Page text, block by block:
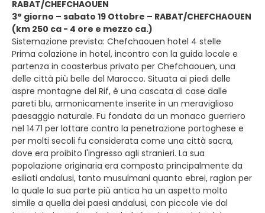
RABAT/CHEFCHAOUEN
3° giorno – sabato 19 Ottobre – RABAT/CHEFCHAOUEN
(km 250 ca - 4 ore e mezzo ca.)
Sistemazione prevista: Chefchaouen hotel 4 stelle
Prima colazione in hotel, incontro con la guida locale e
partenza in coasterbus privato per Chefchaouen, una
delle città più belle del Marocco. Situata ai piedi delle
aspre montagne del Rif, è una cascata di case dalle
pareti blu, armonicamente inserite in un meraviglioso
paesaggio naturale. Fu fondata da un monaco guerriero
nel 1471 per lottare contro la penetrazione portoghese e
per molti secoli fu considerata come una città sacra,
dove era proibito l'ingresso agli stranieri. La sua
popolazione originaria era composta principalmente da
esiliati andalusi, tanto musulmani quanto ebrei, ragion per
la quale la sua parte più antica ha un aspetto molto
simile a quella dei paesi andalusi, con piccole vie dal